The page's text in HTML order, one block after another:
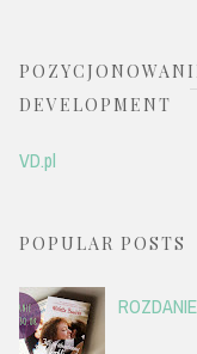
DEVELOPMENT
VD.pl
POPULAR POSTS